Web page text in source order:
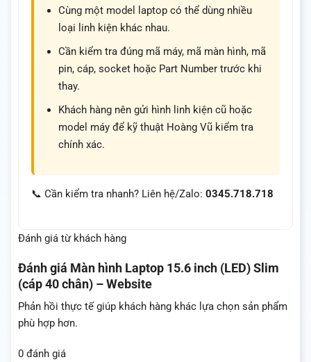
Cùng một model laptop có thể dùng nhiều
loại linh kiện khác nhau.
Cần kiểm tra đúng mã máy, mã màn hình, mã
pin, cáp, socket hoặc Part Number trước khi
thay.
Khách hàng nên gửi hình linh kiện cũ hoặc
model máy để kỹ thuật Hoàng Vũ kiểm tra
chính xác.
📞 Cần kiểm tra nhanh? Liên hệ/Zalo: 0345.718.718
Đánh giá từ khách hàng
Đánh giá Màn hình Laptop 15.6 inch (LED) Slim
(cáp 40 chân) – Website
Phản hồi thực tế giúp khách hàng khác lựa chọn sản phẩm
phù hợp hơn.
0 đánh giá